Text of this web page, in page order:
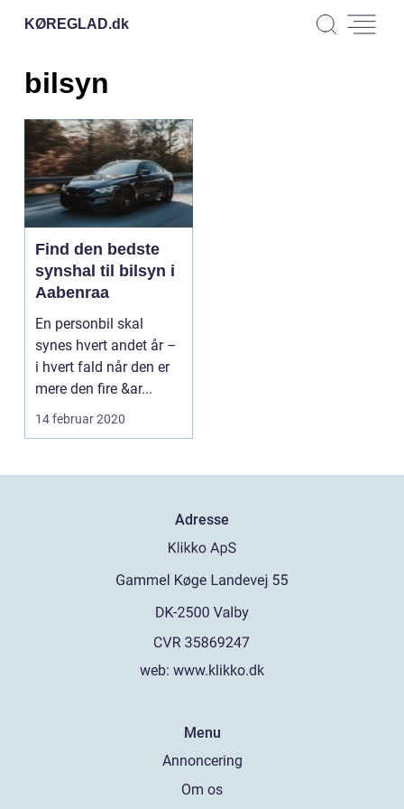
KØREGLAD.dk
bilsyn
Find den bedste
synshal til bilsyn i
Aabenraa
En personbil skal
synes hvert andet år –
i hvert fald når den er
mere den fire &ar...
14 februar 2020
Adresse
web: www.klikko.dk
Menu
Annoncering
Om os